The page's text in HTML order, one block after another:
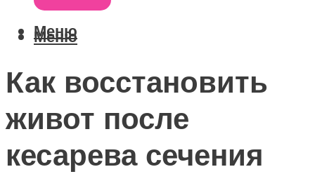
Меню
Меню
Как восстановить
живот после
кесарева сечения